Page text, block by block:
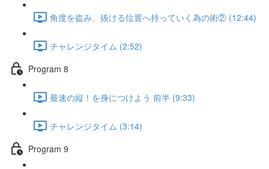
角度を盗み、抜ける位置へ持っていく為の術② (12:44)
チャレンジタイム (2:52)
Program 8
最速の縦！を身につけよう 前半 (9:33)
チャレンジタイム (3:14)
Program 9